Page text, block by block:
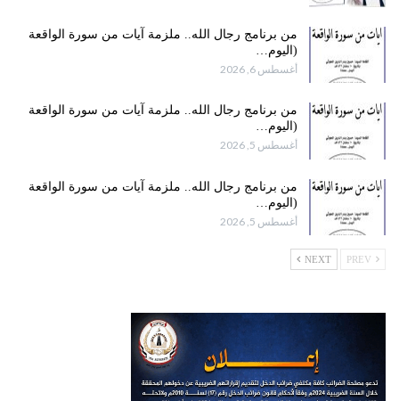
من برنامج رجال الله.. ملزمة آيات من سورة الواقعة
(اليوم…
أغسطس 6, 2026
من برنامج رجال الله.. ملزمة آيات من سورة الواقعة
(اليوم…
أغسطس 5, 2026
من برنامج رجال الله.. ملزمة آيات من سورة الواقعة
(اليوم…
أغسطس 5, 2026
NEXT